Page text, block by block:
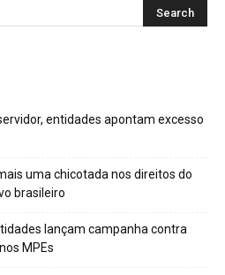
entidades apontam excesso
uma chicotada nos direitos do
brasileiro
lançam campanha contra
MPEs